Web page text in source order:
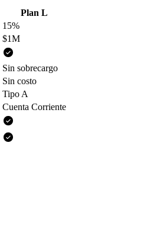
Plan L
15%
$1M
Sin sobrecargo
Sin costo
Tipo A
Cuenta Corriente